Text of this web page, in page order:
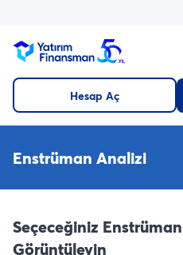
Hesap Aç
Enstrüman Analizi
Seçeceğiniz
Görüntüleyin